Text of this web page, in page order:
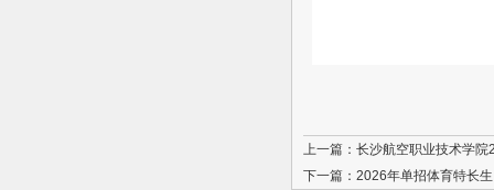
上一篇：长沙航空职业技术学
下一篇：2026年单招体育特长